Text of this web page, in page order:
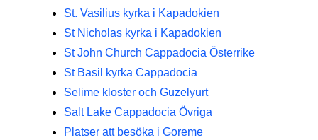
St. Vasilius kyrka i Kapadokien
St Nicholas kyrka i Kapadokien
St John Church Cappadocia Österrike
St Basil kyrka Cappadocia
Selime kloster och Guzelyurt
Salt Lake Cappadocia Övriga
Platser att besöka i Goreme